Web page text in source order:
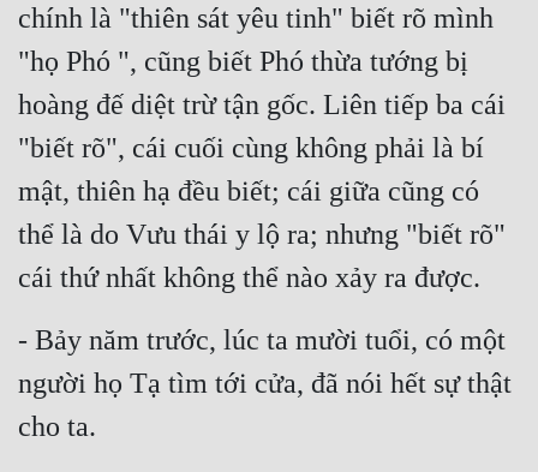
Trinh Thám
Triều Đấu
Trùng Sinh
Trọng Sinh
Tu Chân
Vô Địch
Võ Hiệp
chính là "thiên sát yêu tinh" biết rõ mình
"họ Phó ", cũng biết Phó thừa tướng bị
hoàng đế diệt trừ tận gốc. Liên tiếp ba cái
"biết rõ", cái cuối cùng không phải là bí
mật, thiên hạ đều biết; cái giữa cũng có
thể là do Vưu thái y lộ ra; nhưng "biết rõ"
cái thứ nhất không thể nào xảy ra được.
- Bảy năm trước, lúc ta mười tuổi, có một
người họ Tạ tìm tới cửa, đã nói hết sự thật
cho ta.